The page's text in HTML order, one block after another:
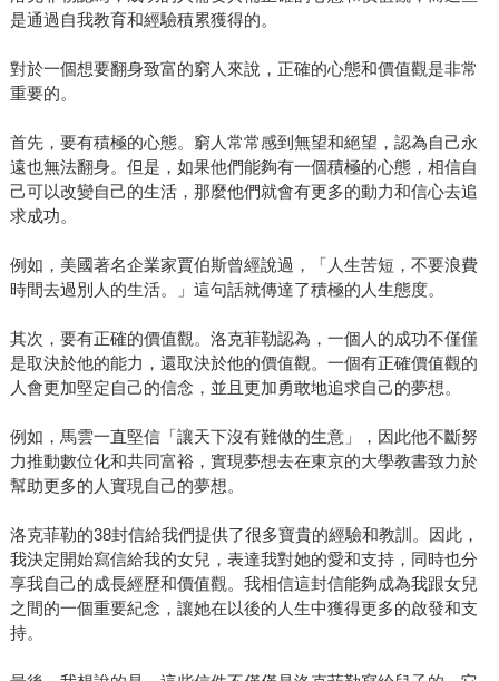
是通過自我教育和經驗積累獲得的。
對於一個想要翻身致富的窮人來說，正確的心態和價值觀是非常
重要的。
首先，要有積極的心態。窮人常常感到無望和絕望，認為自己永
遠也無法翻身。但是，如果他們能夠有一個積極的心態，相信自
己可以改變自己的生活，那麼他們就會有更多的動力和信心去追
求成功。
例如，美國著名企業家賈伯斯曾經說過，「人生苦短，不要浪費
時間去過別人的生活。」這句話就傳達了積極的人生態度。
其次，要有正確的價值觀。洛克菲勒認為，一個人的成功不僅僅
是取決於他的能力，還取決於他的價值觀。一個有正確價值觀的
人會更加堅定自己的信念，並且更加勇敢地追求自己的夢想。
例如，馬雲一直堅信「讓天下沒有難做的生意」，因此他不斷努
力推動數位化和共同富裕，實現夢想去在東京的大學教書致力於
幫助更多的人實現自己的夢想。
洛克菲勒的38封信給我們提供了很多寶貴的經驗和教訓。因此，
我決定開始寫信給我的女兒，表達我對她的愛和支持，同時也分
享我自己的成長經歷和價值觀。我相信這封信能夠成為我跟女兒
之間的一個重要紀念，讓她在以後的人生中獲得更多的啟發和支
持。